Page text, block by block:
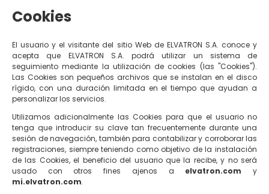
Cookies
El usuario y el visitante del sitio Web de ELVATRON S.A. conoce y
acepta que ELVATRON S.A. podrá utilizar un sistema de
seguimiento mediante la utilización de cookies (las "Cookies").
Las Cookies son pequeños archivos que se instalan en el disco
rígido, con una duración limitada en el tiempo que ayudan a
personalizar los servicios.
Utilizamos adicionalmente las Cookies para que el usuario no
tenga que introducir su clave tan frecuentemente durante una
sesión de navegación, también para contabilizar y corroborar las
registraciones, siempre teniendo como objetivo de la instalación
de las Cookies, el beneficio del usuario que la recibe, y no será
usado con otros fines ajenos a elvatron.com y
mi.elvatron.com.